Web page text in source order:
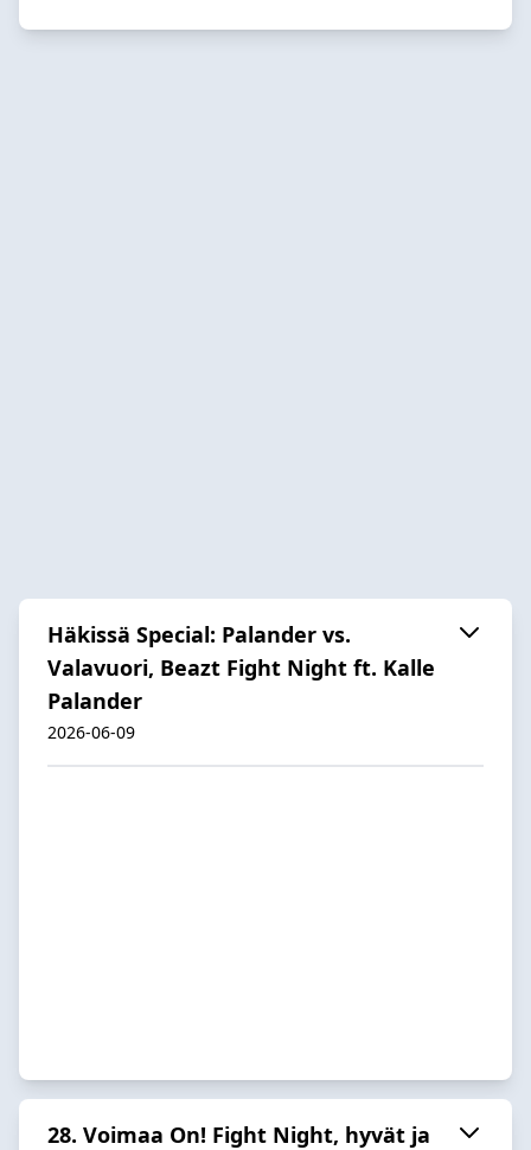
Häkissä Special: Palander vs.
Valavuori, Beazt Fight Night ft. Kalle
Palander
2026-06-09
28. Voimaa On! Fight Night, hyvät ja